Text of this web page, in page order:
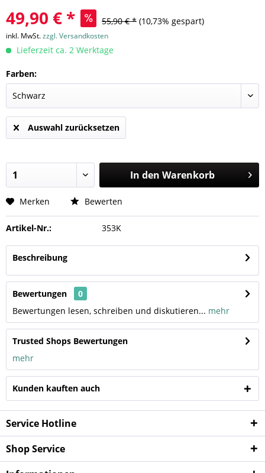
49,90 € * 55,90 € * (10,73% gespart)
inkl. MwSt.zzgl. Versandkosten
Lieferzeit ca. 2 Werktage
Farben:
Auswahl zurücksetzen
In den Warenkorb
Merken Bewerten
Artikel-Nr.: 353K
Beschreibung
Bewertungen
0
Bewertungen lesen, schreiben und diskutieren... mehr
Trusted Shops Bewertungen
mehr
Kunden kauften auch
Service Hotline
Shop Service